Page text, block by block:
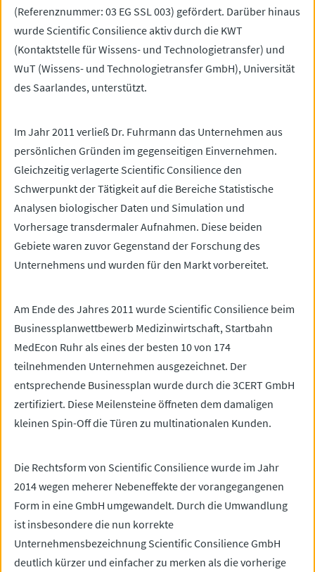
(Referenznummer: 03 EG SSL 003) gefördert. Darüber hinaus
wurde Scientific Consilience aktiv durch die KWT
(Kontaktstelle für Wissens- und Technologietransfer) und
WuT (Wissens- und Technologietransfer GmbH), Universität
des Saarlandes, unterstützt.
Im Jahr 2011 verließ Dr. Fuhrmann das Unternehmen aus
persönlichen Gründen im gegenseitigen Einvernehmen.
Gleichzeitig verlagerte Scientific Consilience den
Schwerpunkt der Tätigkeit auf die Bereiche Statistische
Analysen biologischer Daten und Simulation und
Vorhersage transdermaler Aufnahmen. Diese beiden
Gebiete waren zuvor Gegenstand der Forschung des
Unternehmens und wurden für den Markt vorbereitet.
Am Ende des Jahres 2011 wurde Scientific Consilience beim
Businessplanwettbewerb Medizinwirtschaft, Startbahn
MedEcon Ruhr als eines der besten 10 von 174
teilnehmenden Unternehmen ausgezeichnet. Der
entsprechende Businessplan wurde durch die 3CERT GmbH
zertifiziert. Diese Meilensteine öffneten dem damaligen
kleinen Spin-Off die Türen zu multinationalen Kunden.
Die Rechtsform von Scientific Consilience wurde im Jahr
2014 wegen meherer Nebeneffekte der vorangegangenen
Form in eine GmbH umgewandelt. Durch die Umwandlung
ist insbesondere die nun korrekte
Unternehmensbezeichnung Scientific Consilience GmbH
deutlich kürzer und einfacher zu merken als die vorherige